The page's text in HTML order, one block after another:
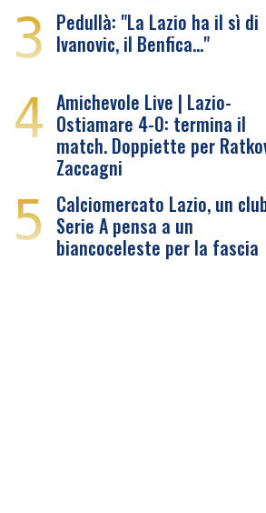
3 Pedullà: "La Lazio ha il sì di
Ivanovic, il Benfica…"
4 Amichevole Live | Lazio-
Ostiamare 4-0: termina il
match. Doppiette per
Zaccagni
5 Calciomercato Lazio, un
Serie A pensa a un
biancoceleste per la fascia